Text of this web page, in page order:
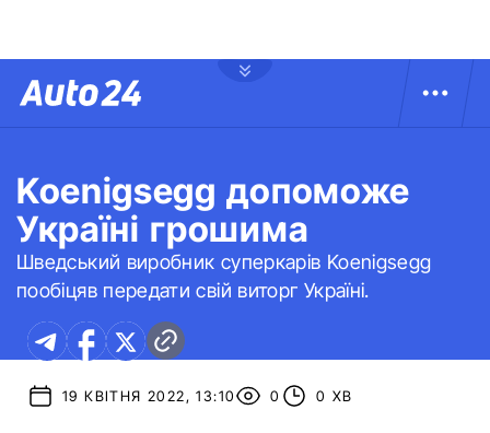
Koenigsegg допоможе
Україні грошима
Шведський виробник суперкарів Koenigsegg
пообіцяв передати свій виторг Україні.
19 КВІТНЯ 2022, 13:10 0 0 ХВ